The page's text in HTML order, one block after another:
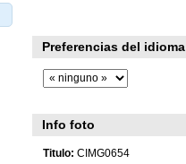
Preferencias del idioma
Info foto
Titulo: CIMG0654